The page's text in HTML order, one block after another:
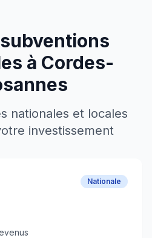
à Cordes-
nationales et locales
investissement
Nationale